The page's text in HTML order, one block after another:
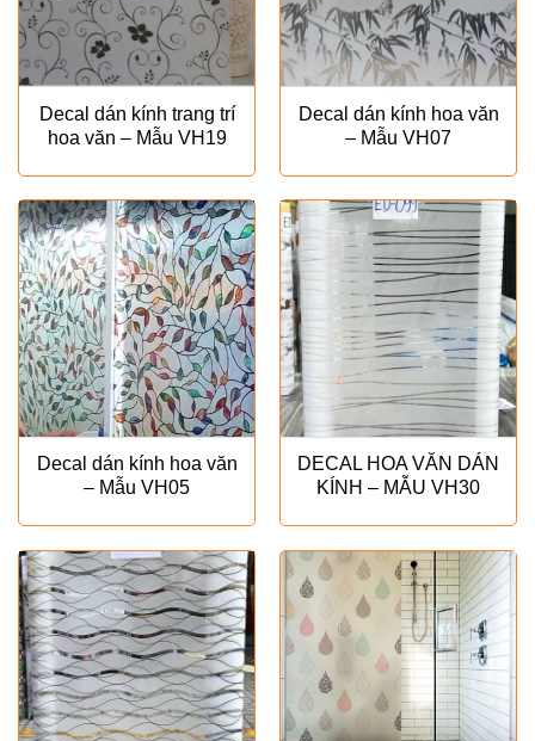
Decal dán kính trang trí
hoa văn – Mẫu VH19
Decal dán kính hoa văn
– Mẫu VH07
Decal dán kính hoa văn
– Mẫu VH05
DECAL HOA VĂN DÁN
KÍNH – MẪU VH30